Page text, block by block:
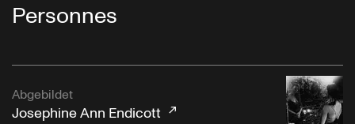
Personnes
Abgebildet
Josephine Ann Endicott